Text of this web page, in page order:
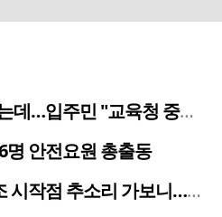
입주민 "교육청 중재 나서라"
명 안전요원 총출동
소리 가보니…걷어내도 짙은 초록빛